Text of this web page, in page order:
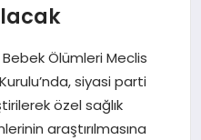
Bebek Ölümleri Meclis
siyasi parti
özel sağlık
araştırılmasına